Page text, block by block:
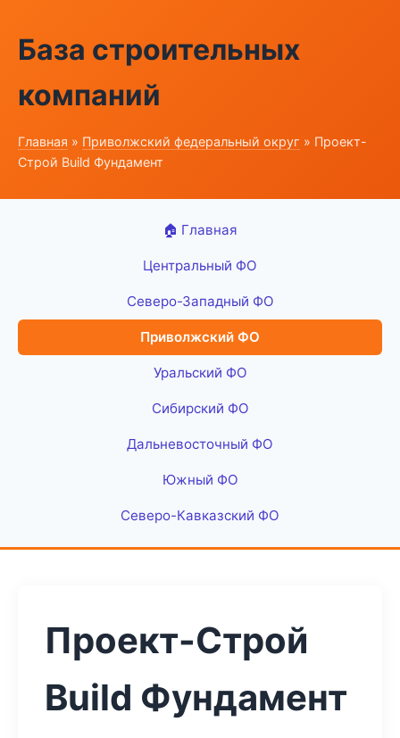
База строительных
компаний
Главная » Приволжский федеральный округ » Проект-
Строй Build Фундамент
🏠 Главная
Центральный ФО
Северо-Западный ФО
Приволжский ФО
Уральский ФО
Сибирский ФО
Дальневосточный ФО
Южный ФО
Северо-Кавказский ФО
Проект-Строй
Build Фундамент